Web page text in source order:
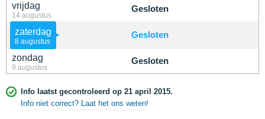
vrijdag
14 augustus
Gesloten
zaterdag
8 augustus
Gesloten
zondag
9 augustus
Gesloten
Info laatst gecontroleerd op 21 april 2015.
Info niet correct? Laat het ons weten!